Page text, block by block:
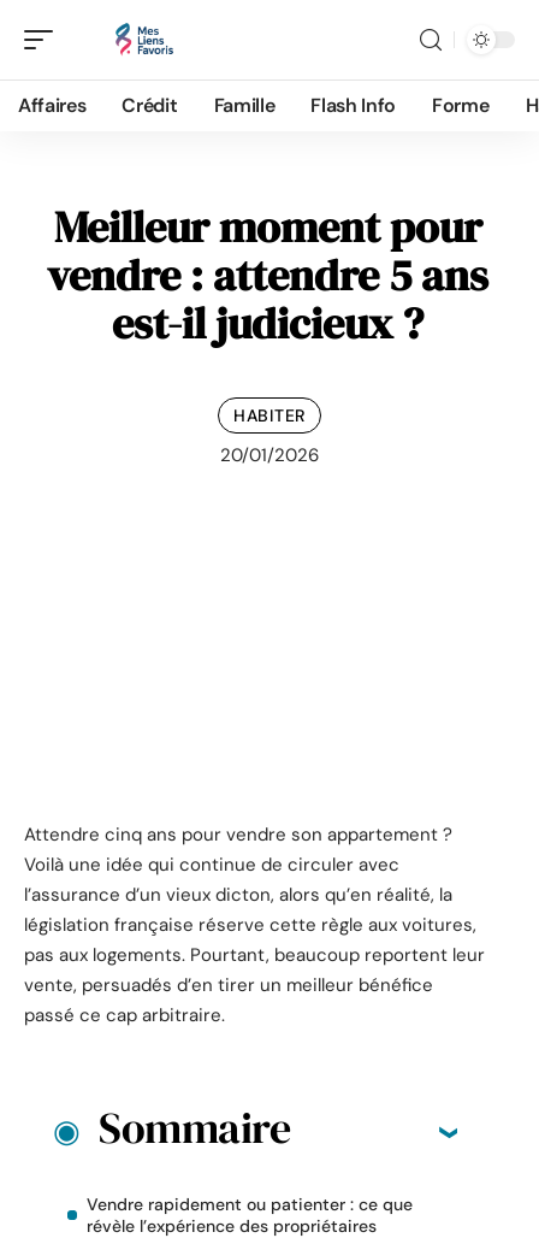
Affaires Crédit Famille Flash Info Forme
Meilleur moment pour
vendre : attendre 5 ans
est-il judicieux ?
HABITER
20/01/2026
Attendre cinq ans pour vendre son appartement ?
Voilà une idée qui continue de circuler avec
l’assurance d’un vieux dicton, alors qu’en réalité, la
législation française réserve cette règle aux voitures,
pas aux logements. Pourtant, beaucoup reportent leur
vente, persuadés d’en tirer un meilleur bénéfice
passé ce cap arbitraire.
Sommaire
Vendre rapidement ou patienter : ce que
révèle l’expérience des propriétaires